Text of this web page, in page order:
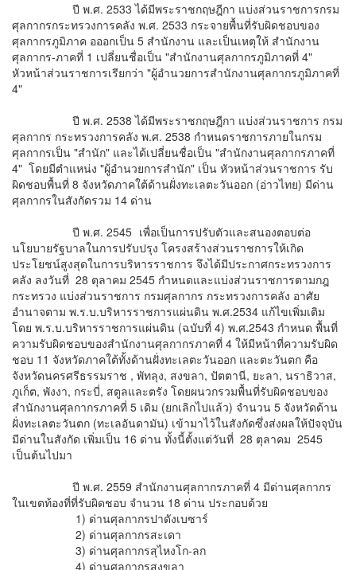
ปี พ.ศ. 2533 ได้มีพระราชกฤษฎีกา แบ่งส่วนราชการกรม
ศุลกากรกระทรวงการคลัง พ.ศ. 2533 กระจายพื้นที่รับผิดชอบของ
ศุลกากรภูมิภาค อออกเป็น 5 สำนักงาน และเป็นเหตุให้ สำนักงาน
ศุลกากร-ภาคที่ 1 เปลี่ยนชื่อเป็น "สำนักงานศุลกากรภูมิภาคที่ 4"
หัวหน้าส่วนราชการเรียกว่า "ผู้อำนวยการสำนักงานศุลกากรภูมิภาคที่
4"
ปี พ.ศ. 2538 ได้มีพระราชกฤษฎีกา แบ่งส่วนราชการ กรม
ศุลกากร กระทรวงการคลัง พ.ศ. 2538 กำหนดราชการภายในกรม
ศุลกากรเป็น "สำนัก" และได้เปลี่ยนชื่อเป็น "สำนักงานศุลกากรภาคที่
4" โดยมีตำแหน่ง "ผู้อำนวยการสำนัก" เป็น หัวหน้าส่วนราชการ รับ
ผิดชอบพื้นที่ 8 จังหวัดภาคใต้ด้านฝั่งทะเลตะวันออก (อ่าวไทย) มีด่าน
ศุลกากรในสังกัดรวม 14 ด่าน
ปี พ.ศ. 2545 เพื่อเป็นการปรับตัวและสนองตอบต่อ
นโยบายรัฐบาลในการปรับปรุง โครงสร้างส่วนราชการให้เกิด
ประโยชน์สูงสุดในการบริหารราชการ จึงได้มีประกาศกระทรวงการ
คลัง ลงวันที่ 28 ตุลาคม 2545 กำหนดและแบ่งส่วนราชการตามกฎ
กระทรวง แบ่งส่วนราชการ กรมศุลกากร กระทรวงการคลัง อาศัย
อำนาจตาม พ.ร.บ.บริหารราชการแผ่นดิน พ.ศ.2534 แก้ไขเพิ่มเติม
โดย พ.ร.บ.บริหารราชการแผ่นดิน (ฉบับที่ 4) พ.ศ.2543 กำหนด พื้นที่
ความรับผิดชอบของสำนักงานศุลกากรภาคที่ 4 ให้มีหน้าที่ความรับผิด
ชอบ 11 จังหวัดภาคใต้ทั้งด้านฝั่งทะเลตะวันออก และตะวันตก คือ
จังหวัดนครศรีธรรมราช , พัทลุง, สงขลา, ปัตตานี, ยะลา, นราธิวาส,
ภูเก็ต, พังงา, กระบี่, สตูลและตรัง โดยผนวกรวมพื้นที่รับผิดชอบของ
สำนักงานศุลกากรภาคที่ 5 เดิม (ยกเลิกไปแล้ว) จำนวน 5 จังหวัดด้าน
ฝั่งทะเลตะวันตก (ทะเลอันดามัน) เข้ามาไว้ในสังกัดซึ่งส่งผลให้ปัจจุบัน
มีด่านในสังกัด เพิ่มเป็น 16 ด่าน ทั้งนี้ตั้งแต่วันที่ 28 ตุลาคม 2545
เป็นต้นไปมา
ปี พ.ศ. 2559 สำนักงานศุลกากรภาคที่ 4 มีด่านศุลกากร
ในเขตท้องที่ที่รับผิดชอบ จำนวน 18 ด่าน ประกอบด้วย
1) ด่านศุลกากรปาดังเบซาร์
2) ด่านศุลกากรสะเดา
3) ด่านศุลกากรสุไหงโก-ลก
4) ด่านศุลกากรสงขลา